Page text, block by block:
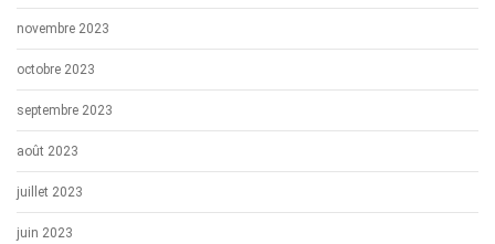
novembre 2023
octobre 2023
septembre 2023
août 2023
juillet 2023
juin 2023